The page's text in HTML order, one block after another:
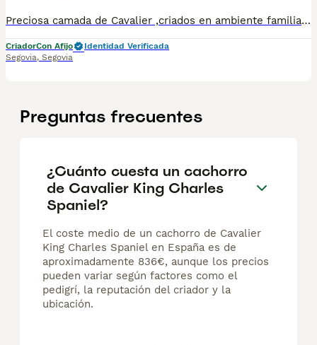
Preciosa camada de Cavalier ,criados en ambiente familiar, en un entorno respetuoso y rodeados de naturaleza . Más de 15años de experiencia en cría y selección. Con núcleo zoológico propio . 677031944/ 650132470 Ven a vernos sin compromiso
CriadorCon Afijo
Identidad Verificada
Segovia, Segovia
Preguntas frecuentes
¿Cuánto cuesta un cachorro
de Cavalier King Charles
Spaniel?
El coste medio de un cachorro de Cavalier
King Charles Spaniel en España es de
aproximadamente 836€, aunque los precios
pueden variar según factores como el
pedigrí, la reputación del criador y la
ubicación.